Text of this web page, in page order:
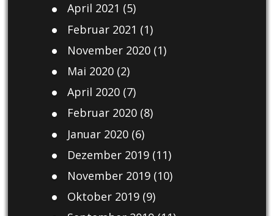
April 2021 (5)
Februar 2021 (1)
November 2020(1)
Mai 2020(2)
April 2020(7)
Februar 2020(8)
Januar 2020(6)
Dezember 2019(11)
November 2019(10)
Oktober 2019(9)